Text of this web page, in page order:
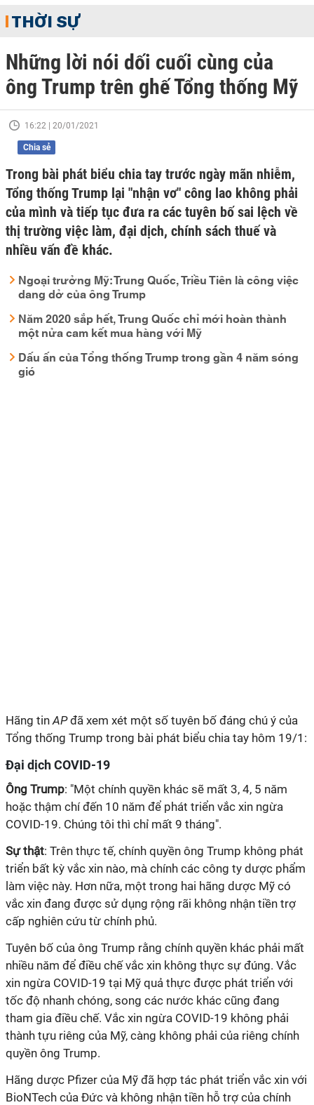
THỜI SỰ
Những lời nói dối cuối cùng của
ông Trump trên ghế Tổng thống Mỹ
16:22 | 20/01/2021
Chia sẻ
Trong bài phát biểu chia tay trước ngày mãn nhiễm,
Tổng thống Trump lại "nhận vơ" công lao không phải
của mình và tiếp tục đưa ra các tuyên bố sai lệch về
thị trường việc làm, đại dịch, chính sách thuế và
nhiều vấn đề khác.
Ngoại trưởng Mỹ: Trung Quốc, Triều Tiên là công việc
dang dở của ông Trump
Năm 2020 sắp hết, Trung Quốc chỉ mới hoàn thành
một nửa cam kết mua hàng với Mỹ
Dấu ấn của Tổng thống Trump trong gần 4 năm sóng
gió
Hãng tinAPđã xem xét một số tuyên bố đáng chú ý của
Tổng thống Trump trong bài phát biểu chia tay hôm 19/1:
Đại dịch COVID-19
Ông Trump: "Một chính quyền khác sẽ mất 3, 4, 5 năm
hoặc thậm chí đến 10 năm để phát triển vắc xin ngừa
COVID-19. Chúng tôi thì chỉ mất 9 tháng".
Sự thật: Trên thực tế, chính quyền ông Trump không phát
triển bất kỳ vắc xin nào, mà chính các công ty dược phẩm
làm việc này. Hơn nữa, một trong hai hãng dược Mỹ có
vắc xin đang được sử dụng rộng rãi không nhận tiền trợ
cấp nghiên cứu từ chính phủ.
Tuyên bố của ông Trump rằng chính quyền khác phải mất
nhiều năm để điều chế vắc xin không thực sự đúng. Vắc
xin ngừa COVID-19 tại Mỹ quả thực được phát triển với
tốc độ nhanh chóng, song các nước khác cũng đang
tham gia điều chế. Vắc xin ngừa COVID-19 không phải
thành tựu riêng của Mỹ, càng không phải của riêng chính
quyền ông Trump.
Hãng dược Pfizer của Mỹ đã hợp tác phát triển vắc xin với
BioNTech của Đức và không nhận tiền hỗ trợ của chính